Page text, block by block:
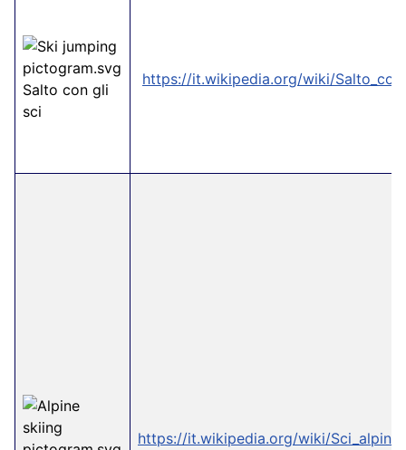
Salto con gli
sci
https://it.wikipedia.org/wiki/
https://it.wikipedia.org/wiki/Sci_alpino